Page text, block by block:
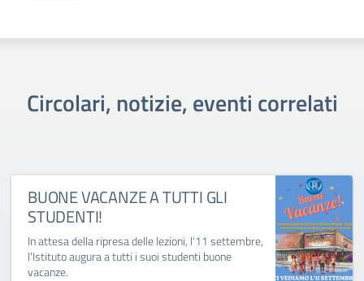
Circolari, notizie, eventi correlati
BUONE VACANZE A TUTTI GLI
STUDENTI!
In attesa della ripresa delle lezioni, l'11 settembre,
l'Istituto augura a tutti i suoi studenti buone
vacanze.